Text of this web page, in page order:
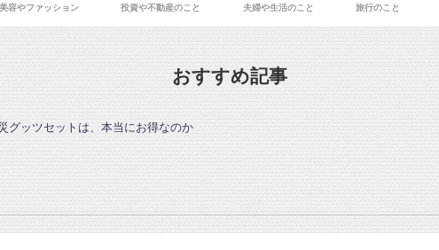
美容やファッション 投資や不動産のこと 夫婦や生活のこと 旅行のこと
おすすめ記事
グッツセットは、本当にお得なのか